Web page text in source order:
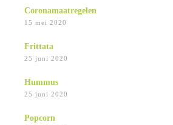
Coronamaatregelen
15 mei 2020
Frittata
25 juni 2020
Hummus
25 juni 2020
Popcorn